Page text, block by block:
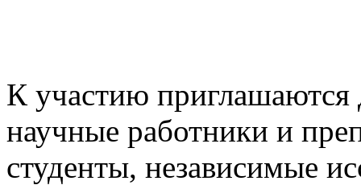
К участию приглашаются
научные работники и
студенты, независимые